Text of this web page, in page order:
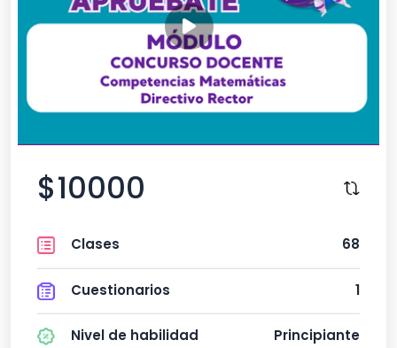
$10000
Clases 68
Cuestionarios 1
Nivel de habilidad Principiante